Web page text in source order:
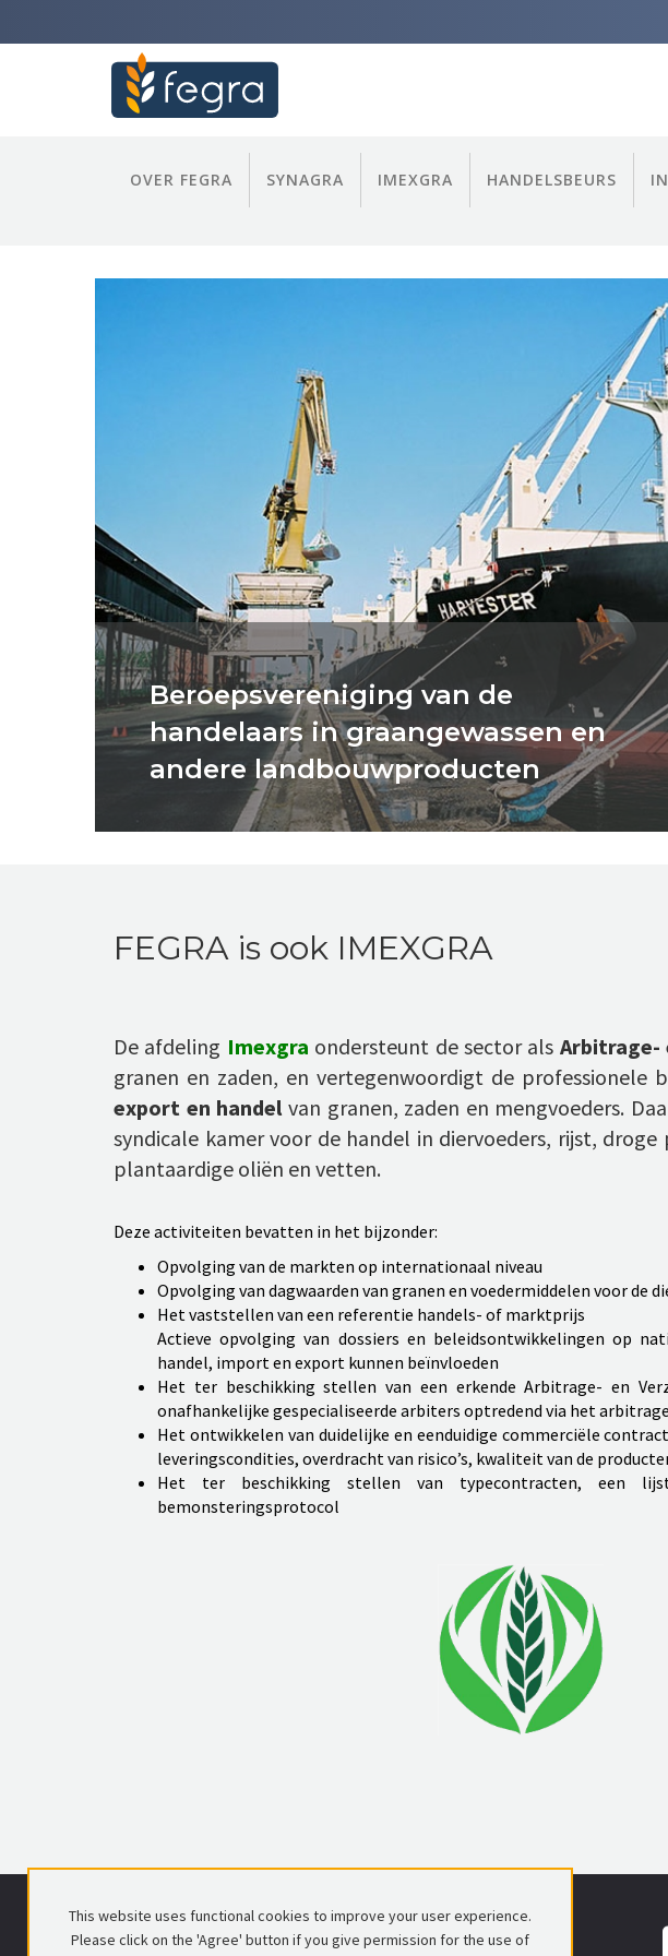
OVER FEGRA SYNAGRA IMEXGRA HANDELSBEURS
Beroepsvereniging van de
handelaars in graangewassen en
andere landbouwproducten
FEGRA is ook IMEXGRA
De afdeling Imexgra ondersteunt de sector als Arbitrage-
granen en zaden, en vertegenwoordigt de professionele
export en handel van granen, zaden en mengvoeders.
syndicale kamer voor de handel in diervoeders, rijst,
plantaardige oliën en vetten.
Deze activiteiten bevatten in het bijzonder:
Opvolging van de markten op internationaal niveau
Opvolging van dagwaarden van granen en voedermiddelen voor de
Het vaststellen van een referentie handels- of marktprijs
Actieve opvolging van dossiers en beleidsontwikkelingen op
handel, import en export kunnen beïnvloeden
Het ter beschikking stellen van een erkende Arbitrage- en
onafhankelijke gespecialiseerde arbiters optredend via het
Het ontwikkelen van duidelijke en eenduidige commerciële
leveringscondities, overdracht van risico’s, kwaliteit van de
Het ter beschikking stellen van typecontracten, een
bemonsteringsprotocol
FEGRA vzw
This website uses functional cookies to improve your user experience.
Please click on the 'Agree' button if you give permission for the use of